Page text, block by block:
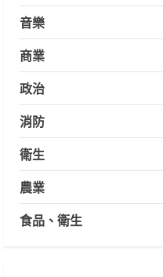
音樂
商業
政治
消防
衛生
農業
食品、衛生